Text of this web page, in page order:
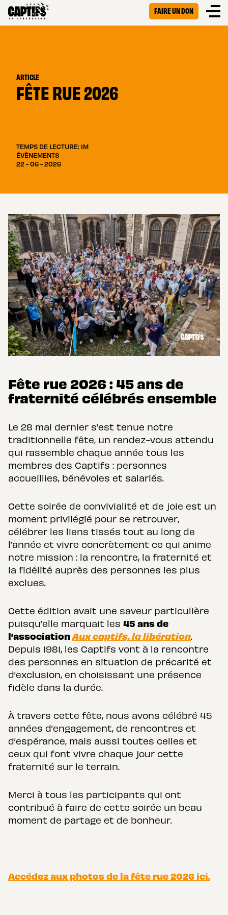
FAIRE UN DON
ARTICLE
FÊTE RUE 2026
TEMPS DE LECTURE: 1M
ÉVÈNEMENTS
22 - 06 - 2026
Fête rue 2026 : 45 ans de
fraternité célébrés ensemble
Le 28 mai dernier s’est tenue notre
traditionnelle fête, un rendez-vous attendu
qui rassemble chaque année tous les
membres des Captifs : personnes
accueillies, bénévoles et salariés.
Cette soirée de convivialité et de joie est un
moment privilégié pour se retrouver,
célébrer les liens tissés tout au long de
l’année et vivre concrètement ce qui anime
notre mission : la rencontre, la fraternité et
la fidélité auprès des personnes les plus
exclues.
Cette édition avait une saveur particulière
puisqu’elle marquait les 45 ans de
l’associationAux captifs, la libération.
Depuis 1981, les Captifs vont à la rencontre
des personnes en situation de précarité et
d’exclusion, en choisissant une présence
fidèle dans la durée.
À travers cette fête, nous avons célébré 45
années d’engagement, de rencontres et
d’espérance, mais aussi toutes celles et
ceux qui font vivre chaque jour cette
fraternité sur le terrain.
Merci à tous les participants qui ont
contribué à faire de cette soirée un beau
moment de partage et de bonheur.
Accédez aux photos de la fête rue 2026 ici.